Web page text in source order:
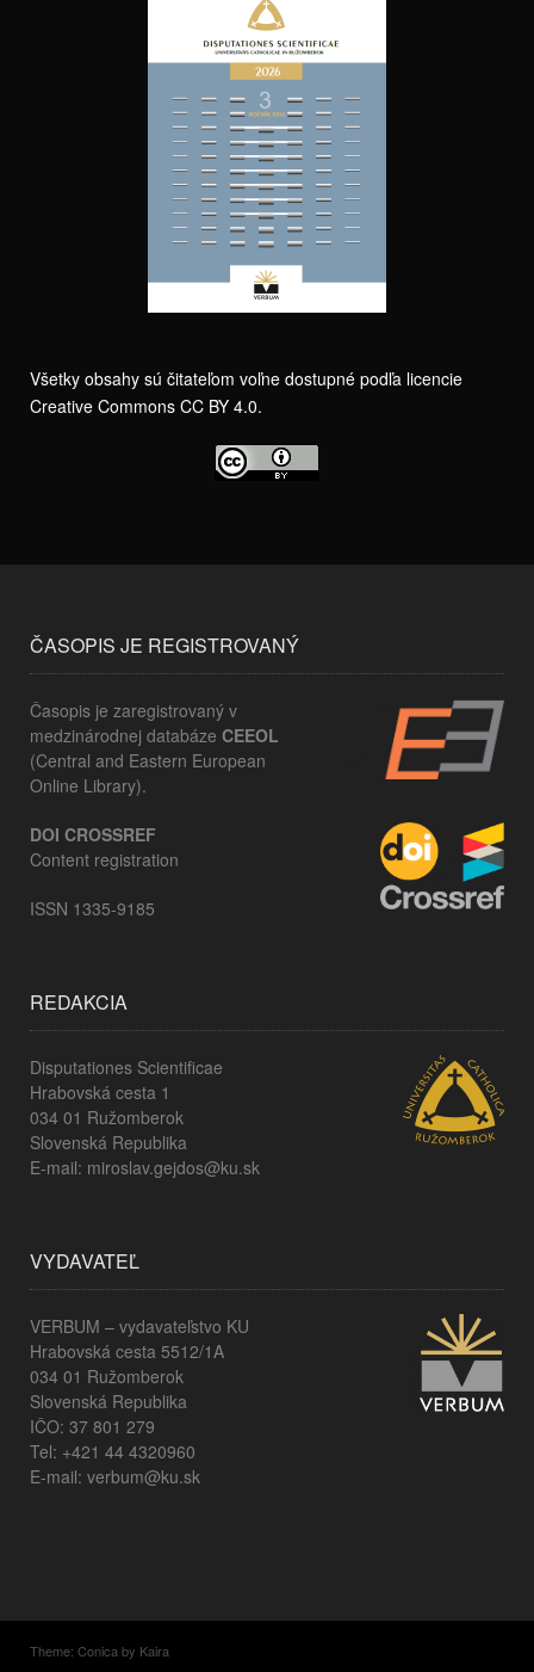
Všetky obsahy sú čitateľom voľne dostupné podľa licencie
Creative Commons CC BY 4.0.
ČASOPIS JE REGISTROVANÝ
Časopis je zaregistrovaný v
medzinárodnej databáze CEEOL
(Central and Eastern European
Online Library).
DOI CROSSREF
Content registration
ISSN 1335-9185
REDAKCIA
Disputationes Scientificae
Hrabovská cesta 1
034 01 Ružomberok
Slovenská Republika
E-mail: miroslav.gejdos@ku.sk
VYDAVATEĽ
VERBUM – vydavateľstvo KU
Hrabovská cesta 5512/1A
034 01 Ružomberok
Slovenská Republika
IČO: 37 801 279
Tel: +421 44 4320960
E-mail: verbum@ku.sk
Theme: Conicaby Kaira